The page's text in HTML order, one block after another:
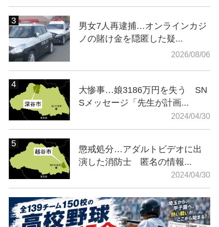
男女7人再逮捕…オンラインカジ
ノの賭け金を隠匿した疑...
2026/08/06
大惨事…娘3186万円を失う SN
Sメッセージ「先生が計画...
2024/04/30
懲戒処分…アダルトビデオに出
演した消防士 匿名の情報...
2024/04/30